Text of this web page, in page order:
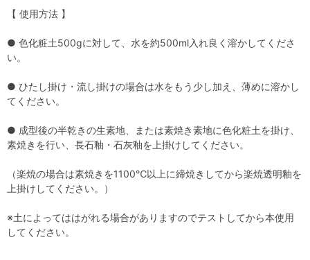
【 使用方法 】
● 色化粧土500gに対して、水を約500ml入れ良く溶かしてくださ
い。
● ひたし掛け・流し掛けの場合は水をもう少し加え、薄めに溶かし
てください。
● 成型後の半乾きの生素地、または素焼き素地に色化粧土を掛け、
素焼きを行い、長石釉・石灰釉を上掛けしてください。
（楽焼の場合は素焼きを1100℃以上に締焼きしてから楽焼透明釉を
上掛けしてください。）
※土によってははがれる場合がありますのでテストしてから本使用
してください。